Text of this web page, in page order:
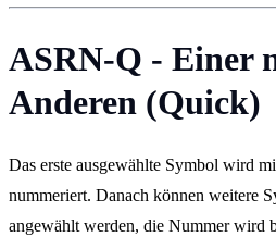
ASRN-Q - Einer
Anderen (Quick)
Das erste ausgewählte Symbol wird
nummeriert. Danach können weitere
angewählt werden, die Nummer wird